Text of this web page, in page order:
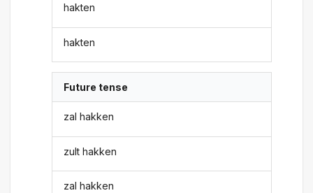
hakten
hakten
Future tense
zal hakken
zult hakken
zal hakken